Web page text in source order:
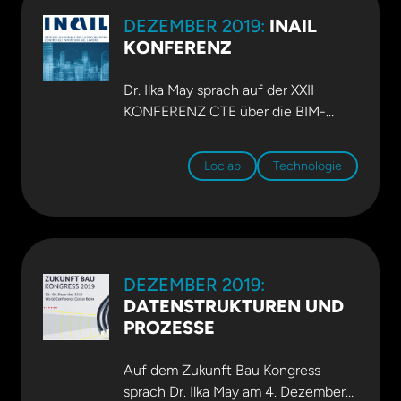
Digital AI Hackathon ist
vonPrimetals
Leben gerufen worden, um die
besten Ideen und Lösungen in einem
schaffen. Start ups und Innovatoren
mussten in nur 48 Stunden neue
vier Anwendungsfälle entwickeln.
DEZEMBER 2019: INAIL
KONFERENZ
Dr. Ilka May sprach auf der XXII
KONFERENZ CTE über die BIM-
proprietäre Richtlinien, Common
Space, Informationsspezifikationen
Loclab Technologie
DEZEMBER 2019:
DATENSTRUKTUREN UND
PROZESSE
Auf dem Zukunft Bau Kongress
sprach Dr. Ilka May am 4. Dezember